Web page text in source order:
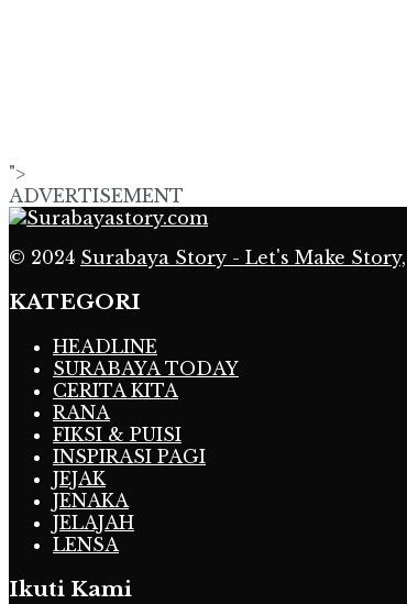
">
ADVERTISEMENT
© 2024 Surabaya Story - Let's Make
KATEGORI
HEADLINE
SURABAYA TODAY
CERITA KITA
RANA
FIKSI & PUISI
INSPIRASI PAGI
JEJAK
JENAKA
JELAJAH
LENSA
Ikuti Kami